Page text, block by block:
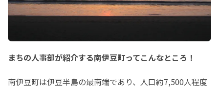
まちの人事部が紹介する南伊豆町ってこんなところ！
南伊豆町は伊豆半島の最南端であり、人口約7,500人程度